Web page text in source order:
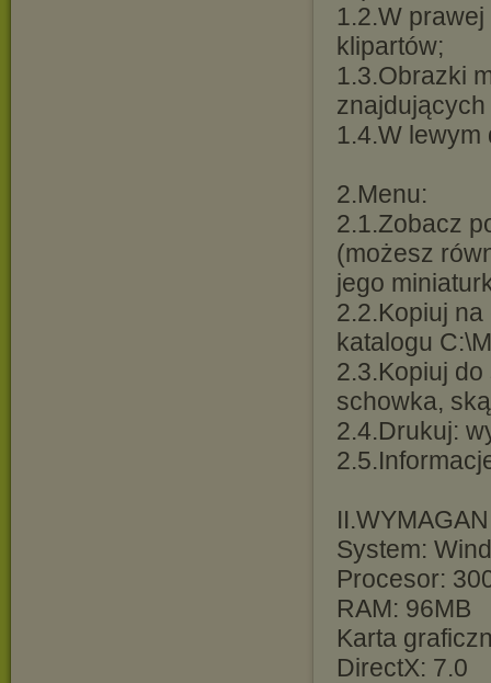
1.2.W
klipartów;
1.3.Obrazki
1.4.W
2.Menu:
2.1.Zobacz
(możesz
jego
2.2.Kopiuj
katalogu
2.3.Kopiuj
schowka,
2.4.Drukuj:
System:
Procesor:
RAM: 96MB
Karta
DirectX: 7.0